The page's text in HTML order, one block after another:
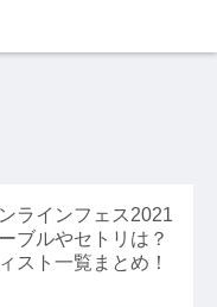
ラインフェス2021
ブルやセトリは？
スト一覧まとめ！